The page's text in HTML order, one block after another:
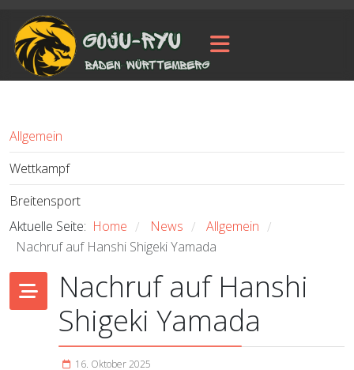
Allgemein
Wettkampf
Breitensport
Aktuelle Seite: Home / News / Allgemein /
Nachruf auf Hanshi Shigeki Yamada
Nachruf auf Hanshi
Shigeki Yamada
16. Oktober 2025